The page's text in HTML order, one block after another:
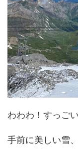
わわわ！すっご
手前に美しい雪